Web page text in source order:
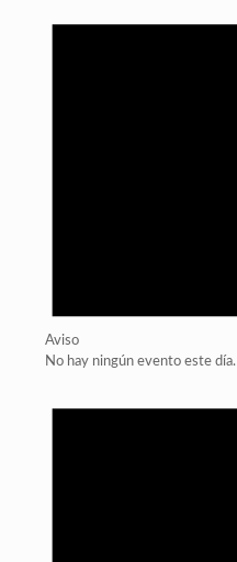
Aviso
No hay ningún evento este día.